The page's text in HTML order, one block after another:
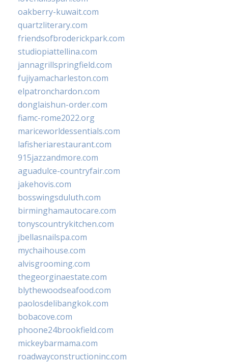
oakberry-kuwait.com
quartzliterary.com
friendsofbroderickpark.com
studiopiattellina.com
jannagrillspringfield.com
fujiyamacharleston.com
elpatronchardon.com
donglaishun-order.com
fiamc-rome2022.org
mariceworldessentials.com
lafisheriarestaurant.com
915jazzandmore.com
aguadulce-countryfair.com
jakehovis.com
bosswingsduluth.com
birminghamautocare.com
tonyscountrykitchen.com
jbellasnailspa.com
mychaihouse.com
alvisgrooming.com
thegeorginaestate.com
blythewoodseafood.com
paolosdelibangkok.com
bobacove.com
phoone24brookfield.com
mickeybarmama.com
roadwayconstructioninc.com